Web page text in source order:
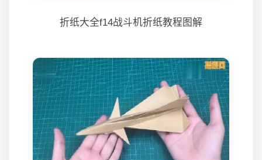
折纸大全f14战斗机折纸教程图解